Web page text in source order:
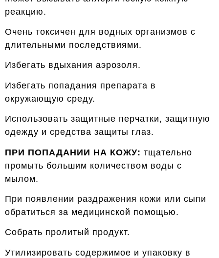
реакцию.
Очень токсичен для водных организмов с
длительными последствиями.
Избегать вдыхания аэрозоля.
Избегать попадания препарата в
окружающую среду.
Использовать защитные перчатки, защитную
одежду и средства защиты глаз.
ПРИ ПОПАДАНИИ НА КОЖУ: тщательно
промыть большим количеством воды с
мылом.
При появлении раздражения кожи или сыпи
обратиться за медицинской помощью.
Собрать пролитый продукт.
Утилизировать содержимое и упаковку в